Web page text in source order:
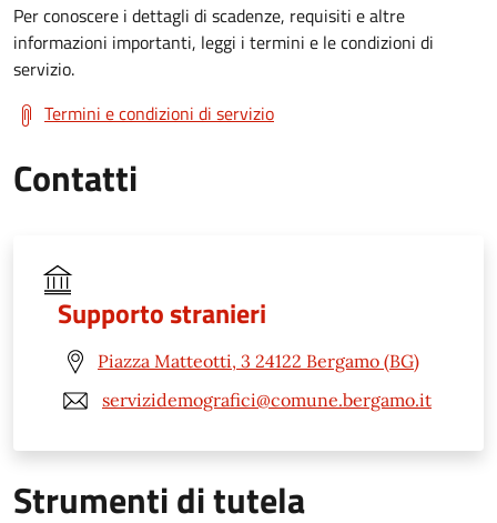
Per conoscere i dettagli di scadenze, requisiti e altre
informazioni importanti, leggi i termini e le condizioni di
servizio.
Termini e condizioni di servizio
Contatti
Supporto stranieri
Piazza Matteotti, 3 24122 Bergamo (BG)
servizidemografici@comune.bergamo.it
Strumenti di tutela